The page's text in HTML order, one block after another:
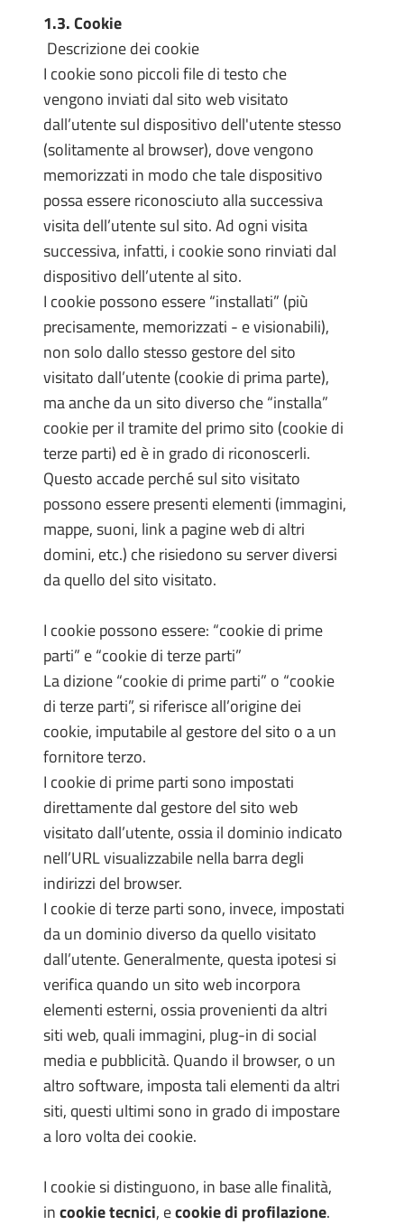
1.3. Cookie
Descrizione dei cookie
I cookie sono piccoli file di testo che
vengono inviati dal sito web visitato
dall’utente sul dispositivo dell'utente stesso
(solitamente al browser), dove vengono
memorizzati in modo che tale dispositivo
possa essere riconosciuto alla successiva
visita dell’utente sul sito. Ad ogni visita
successiva, infatti, i cookie sono rinviati dal
dispositivo dell’utente al sito.
I cookie possono essere “installati” (più
precisamente, memorizzati - e visionabili),
non solo dallo stesso gestore del sito
visitato dall’utente (cookie di prima parte),
ma anche da un sito diverso che “installa”
cookie per il tramite del primo sito (cookie di
terze parti) ed è in grado di riconoscerli.
Questo accade perché sul sito visitato
possono essere presenti elementi (immagini,
mappe, suoni, link a pagine web di altri
domini, etc.) che risiedono su server diversi
da quello del sito visitato.
I cookie possono essere: “cookie di prime
parti” e “cookie di terze parti”
La dizione “cookie di prime parti” o “cookie
di terze parti”, si riferisce all’origine dei
cookie, imputabile al gestore del sito o a un
fornitore terzo.
I cookie di prime parti sono impostati
direttamente dal gestore del sito web
visitato dall’utente, ossia il dominio indicato
nell’URL visualizzabile nella barra degli
indirizzi del browser.
I cookie di terze parti sono, invece, impostati
da un dominio diverso da quello visitato
dall’utente. Generalmente, questa ipotesi si
verifica quando un sito web incorpora
elementi esterni, ossia provenienti da altri
siti web, quali immagini, plug-in di social
media e pubblicità. Quando il browser, o un
altro software, imposta tali elementi da altri
siti, questi ultimi sono in grado di impostare
a loro volta dei cookie.
I cookie si distinguono, in base alle finalità,
incookie tecnici, ecookie di profilazione.